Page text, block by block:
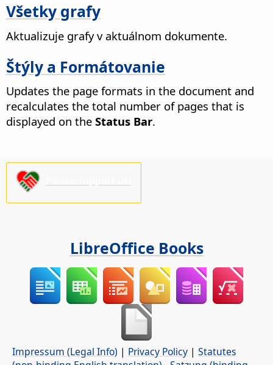
Všetky grafy
Aktualizuje grafy v aktuálnom dokumente.
Štýly a Formátovanie
Updates the page formats in the document and
recalculates the total number of pages that is
displayed on the Status Bar.
LibreOffice Books
Impressum (Legal Info) | Privacy Policy | Statutes